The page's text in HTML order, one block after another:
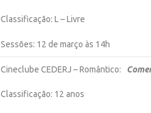
Classificação: L – Livre
Sessões: 12 de março às 14h
Cineclube CEDERJ – Romântico:
Classificação: 12 anos